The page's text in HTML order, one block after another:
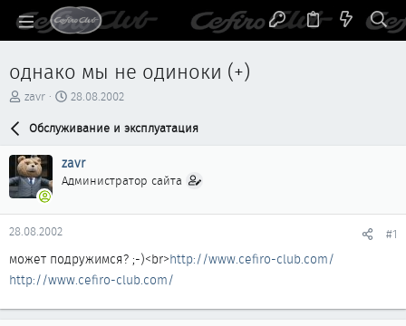
однако мы не одиноки (+)
А
р
т
е
м
ы
zavr
Д
т
н
а
а
28.08.2002
Обслуживание и эксплуатация
zavr
Администратор сайта
28.08.2002 #1
может подружимся? ;-)<br>http://www.cefiro-club.com/
http://www.cefiro-club.com/